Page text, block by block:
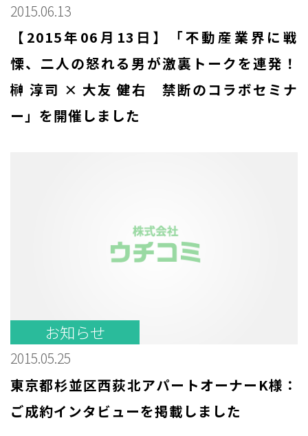
2015.06.13
【2015年06月13日】「不動産業界に戦
慄、二人の怒れる男が激裏トークを連発！
榊 淳司 × 大友 健右 禁断のコラボセミナ
ー」を開催しました
お知らせ
2015.05.25
東京都杉並区西荻北アパートオーナーK様：
ご成約インタビューを掲載しました